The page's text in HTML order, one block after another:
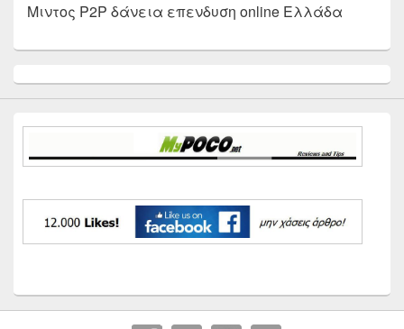
Μιντος P2P δάνεια επενδυση online Ελλάδα
Sidebar
Widget